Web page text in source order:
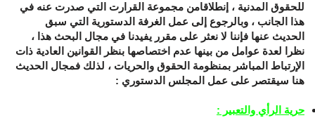
للحقوق المدنية ، إنطلاقامن مجموعة القرارت التي صدرت عنه في
هذا الجانب ، وبالرجوع إلى عمل الغرفة الدستورية التي سبق
الحديث عنها فإننا لا نعثر على مقرر يفيدنا في مجال البحث هذا ،
نظرا لعدة عوامل من بينها عدم اختصاصها بنظر القوانين العادية ذات
الإرتباط المباشر بمنظومة الحقوق والحريات ، لذلك فمجال الحديث
هنا سيقتصر على عمل المجلس الدستوري :
حرية الرأي والتعبير :